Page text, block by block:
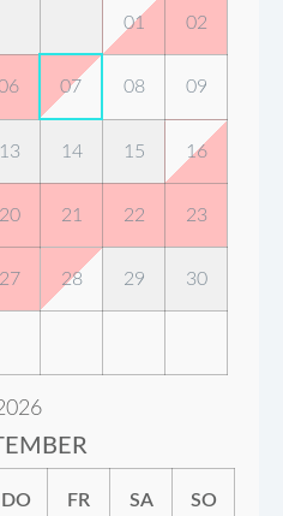
01 02
07 08 09
13 14 15 16
20 21 22 23
27 28 29 30
DO FR SA SO